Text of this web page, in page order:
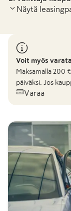
Näytä
Voit myös
Maksamalla 200
päiväksi. Jos
Varaa